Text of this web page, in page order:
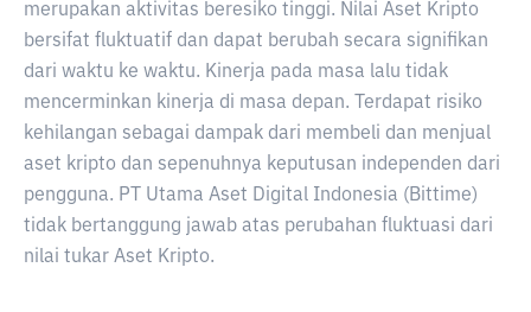
merupakan aktivitas beresiko tinggi. Nilai Aset Kripto
bersifat fluktuatif dan dapat berubah secara signifikan
dari waktu ke waktu. Kinerja pada masa lalu tidak
mencerminkan kinerja di masa depan. Terdapat risiko
kehilangan sebagai dampak dari membeli dan menjual
aset kripto dan sepenuhnya keputusan independen dari
pengguna. PT Utama Aset Digital Indonesia (Bittime)
tidak bertanggung jawab atas perubahan fluktuasi dari
nilai tukar Aset Kripto.